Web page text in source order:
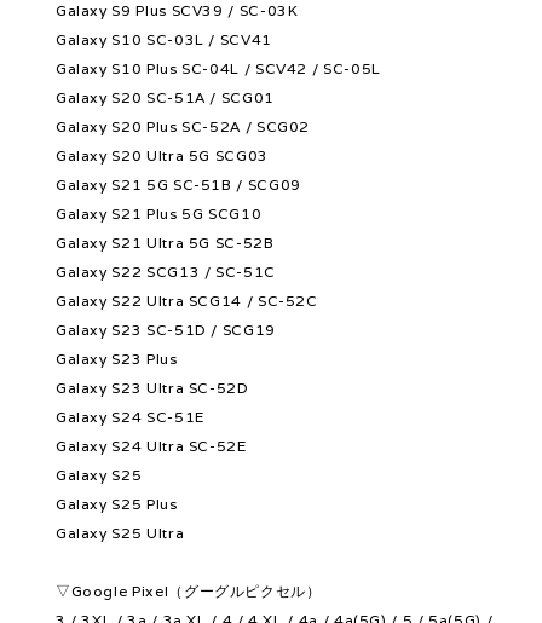
Galaxy S9 Plus SCV39 / SC-03K
Galaxy S10 SC-03L / SCV41
Galaxy S10 Plus SC-04L / SCV42 / SC-05L
Galaxy S20 SC-51A / SCG01
Galaxy S20 Plus SC-52A / SCG02
Galaxy S20 Ultra 5G SCG03
Galaxy S21 5G SC-51B / SCG09
Galaxy S21 Plus 5G SCG10
Galaxy S21 Ultra 5G SC-52B
Galaxy S22 SCG13 / SC-51C
Galaxy S22 Ultra SCG14 / SC-52C
Galaxy S23 SC-51D / SCG19
Galaxy S23 Plus
Galaxy S23 Ultra SC-52D
Galaxy S24 SC-51E
Galaxy S24 Ultra SC-52E
Galaxy S25
Galaxy S25 Plus
Galaxy S25 Ultra
▽Google Pixel（グーグルピクセル）